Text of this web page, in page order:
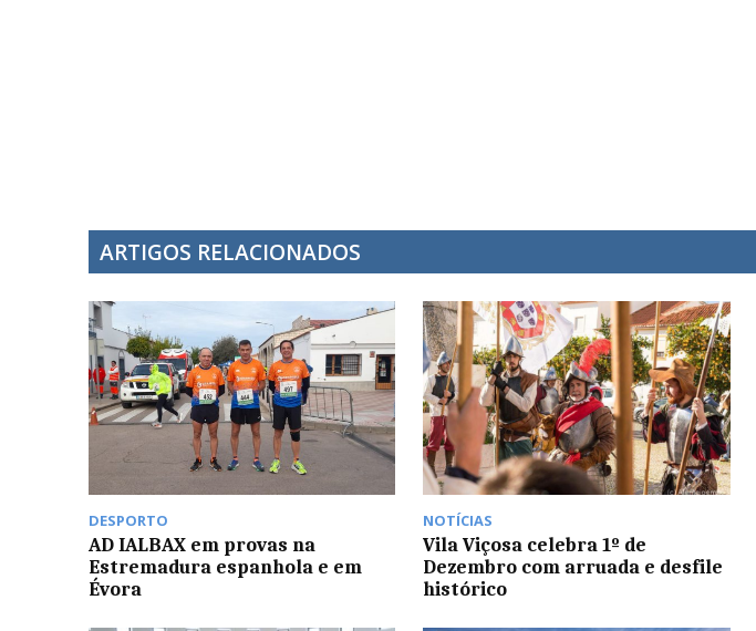
ARTIGOS RELACIONADOS
DESPORTO
AD IALBAX em provas na
Estremadura espanhola e em
Évora
NOTÍCIAS
Vila Viçosa celebra 1º de
Dezembro com arruada e desfile
histórico